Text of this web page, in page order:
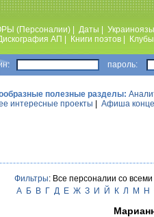
(Персоналии) Даты
АП Книги поэтов
пароль:
полезные разделы:
интересные проекты Афиша
Фильтры: Все персоналии со всеми
А
Б В Г Д Е Ж З И Й К Л М Н